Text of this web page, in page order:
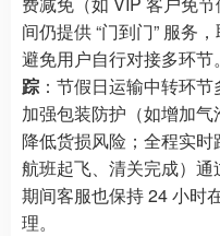
间仍提供 “门到门” 服务
避免用户自行对接多环节
踪 ：节假日运输中转环
加强包装防护（如增加气
降低货损风险；全程实
航班起飞、清关完成）
期间客服也保持 24 小时
理。